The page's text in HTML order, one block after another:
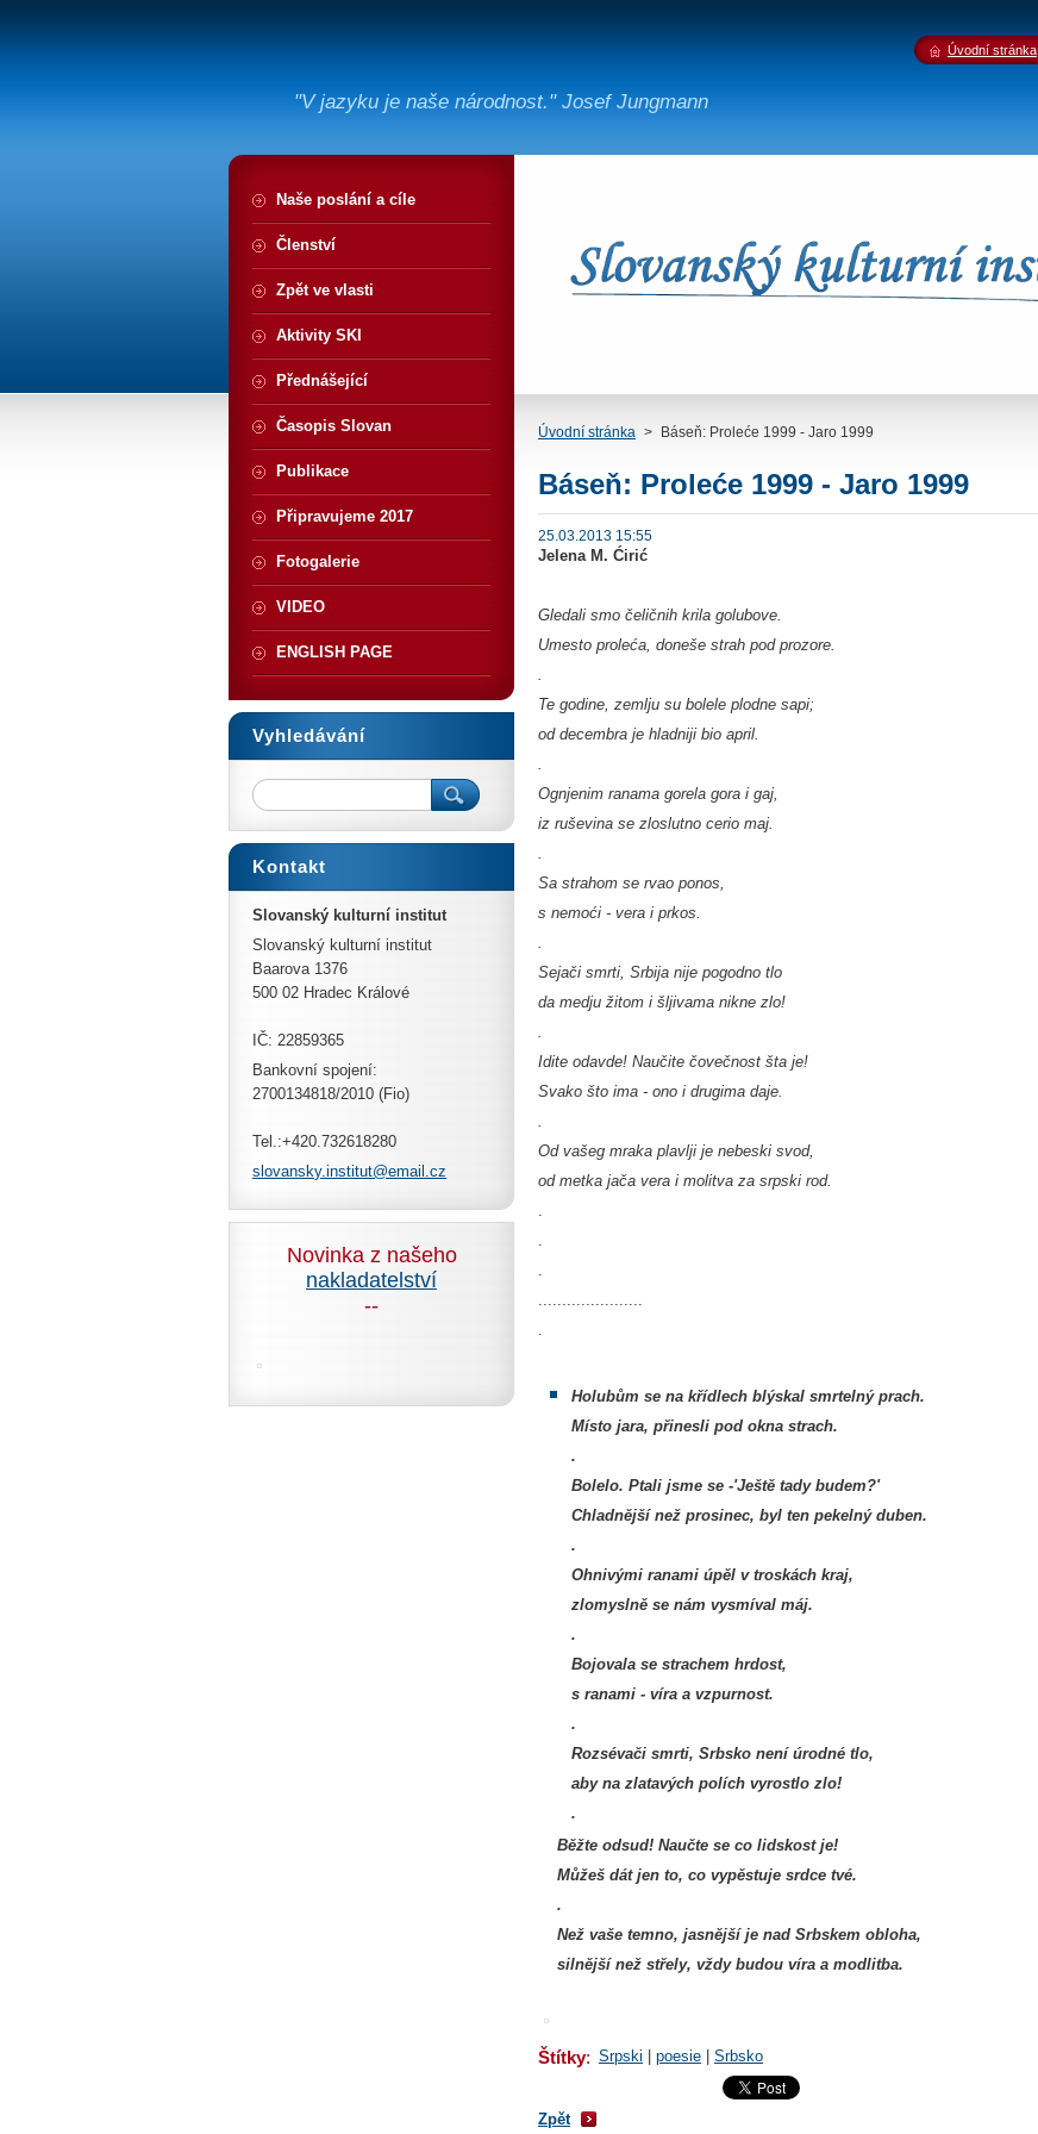
"V jazyku je naše národnost." Josef Jungmann
Úvodní stránka > Báseň: Proleće 1999 - Jaro 1999
Báseň: Proleće 1999 - Jaro 1999
25.03.2013 15:55
Jelena M. Ćirić
Gledali smo čeličnih krila golubove.
Umesto proleća, doneše strah pod prozore.
.
Te godine, zemlju su bolele plodne sapi;
od decembra je hladniji bio april.
.
Ognjenim ranama gorela gora i gaj,
iz ruševina se zloslutno cerio maj.
.
Sa strahom se rvao ponos,
s nemoći - vera i prkos.
.
Sejači smrti, Srbija nije pogodno tlo
da medju žitom i šljivama nikne zlo!
.
Idite odavde! Naučite čovečnost šta je!
Svako što ima - ono i drugima daje.
.
Od vašeg mraka plavlji je nebeski svod,
od metka jača vera i molitva za srpski rod.
.
.
.
......................
.
Holubům se na křídlech blýskal smrtelný prach.
Místo jara, přinesli pod okna strach.
.
Bolelo. Ptali jsme se -'Ještě tady budem?'
Chladnější než prosinec, byl ten pekelný duben.
.
Ohnivými ranami úpěl v troskách kraj,
zlomyslně se nám vysmíval máj.
.
Bojovala se strachem hrdost,
s ranami - víra a vzpurnost.
.
Rozsévači smrti, Srbsko není úrodné tlo,
aby na zlatavých polích vyrostlo zlo!
.
Běžte odsud! Naučte se co lidskost je!
Můžeš dát jen to, co vypěstuje srdce tvé.
.
Než vaše temno, jasnější je nad Srbskem obloha,
silnější než střely, vždy budou víra a modlitba.
Štítky: Srpski poesie Srbsko
Zpět
Naše poslání a cíle
Členství
Zpět ve vlasti
Aktivity SKI
Přednášející
Časopis Slovan
Publikace
Připravujeme 2017
Fotogalerie
VIDEO
ENGLISH PAGE
Vyhledávání
Kontakt
Slovanský kulturní institut
Slovanský kulturní institut
Baarova 1376
500 02 Hradec Králové
IČ: 22859365
Bankovní spojení:
2700134818/2010 (Fio)
Tel.:+420.732618280
slovansky.institut@email .cz
Novinka z našeho
nakladatelství
--
Úvodní stránka